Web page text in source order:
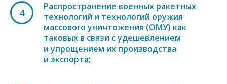
4
Распространение военных ракетных
технологий и технологий оружия
массового уничтожения (ОМУ) как
таковых в связи с удешевлением
и упрощением их производства
и экспорта;